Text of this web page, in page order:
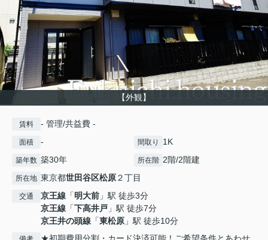
【外観】
賃料 - 管理/共益費 -
面積 - 間取り 1K
築年数 築30年 所在階 2階/2階建
所在地 東京都世田谷区松原２丁目
交通 京王線 「明大前 」駅 徒歩3分
京王線 「下高井戸 」駅 徒歩7分
京王井の頭線 「東松原 」駅 徒歩10分